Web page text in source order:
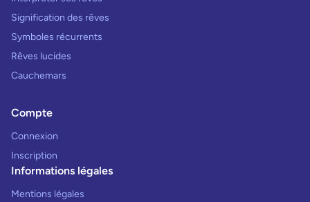
Signification des rêves
Symboles récurrents
Rêves lucides
Cauchemars
Compte
Connexion
Inscription
Informations légales
Mentions légales